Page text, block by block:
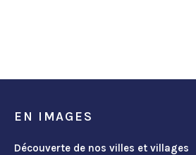
EN IMAGES
Découverte de nos villes et villages